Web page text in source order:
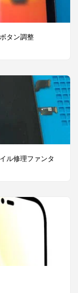
タン調整
ル修理ファンタ